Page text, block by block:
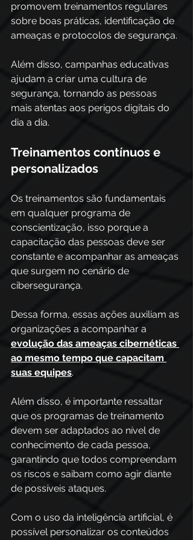
promovem treinamentos regulares
sobre boas práticas, identificação de
ameaças e protocolos de segurança.
Além disso, campanhas educativas
ajudam a criar uma cultura de
segurança, tornando as pessoas
mais atentas aos perigos digitais do
dia a dia.
Treinamentos contínuos e
personalizados
Os treinamentos são fundamentais
em qualquer programa de
conscientização, isso porque a
capacitação das pessoas deve ser
constante e acompanhar as ameaças
que surgem no cenário de
cibersegurança.
Dessa forma, essas ações auxiliam as
organizações a acompanhar a
evolução das ameaças cibernéticas
ao mesmo tempo que capacitam
suas equipes.
Além disso, é importante ressaltar
que os programas de treinamento
devem ser adaptados ao nível de
conhecimento de cada pessoa,
garantindo que todos compreendam
os riscos e saibam como agir diante
de possíveis ataques.
Com o uso da inteligência artificial, é
possível personalizar os conteúdos